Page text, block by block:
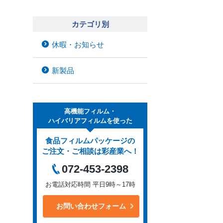
カテゴリ別
休暇・お知らせ
新製品
高機能フィルム・
ハイバリアフィルムを使った
食品フィルムパッケージの
ご注文・ご相談は彩産業へ！
072-453-2398
お電話対応時間 平日9時～17時
お問い合わせフォーム